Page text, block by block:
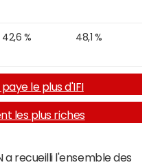
42,6 % 48,1 %
paye le plus d'IFI
les plus riches
a recueilli l'ensemble des